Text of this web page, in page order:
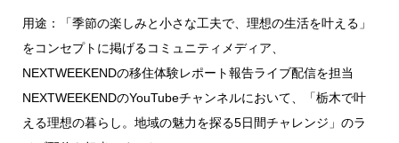
用途：「季節の楽しみと小さな工夫で、理想の生活を叶える」
をコンセプトに掲げるコミュニティメディア、
NEXTWEEKENDの移住体験レポート報告ライブ配信を担当
NEXTWEEKENDのYouTubeチャンネルにおいて、「栃木で叶
える理想の暮らし。地域の魅力を探る5日間チャレンジ」のラ